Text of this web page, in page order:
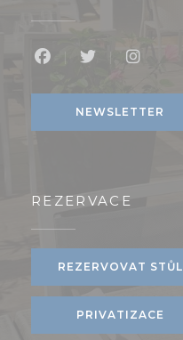
NEWSLETTER
REZERVACE
REZERVOVAT STŮL
PRIVATIZACE